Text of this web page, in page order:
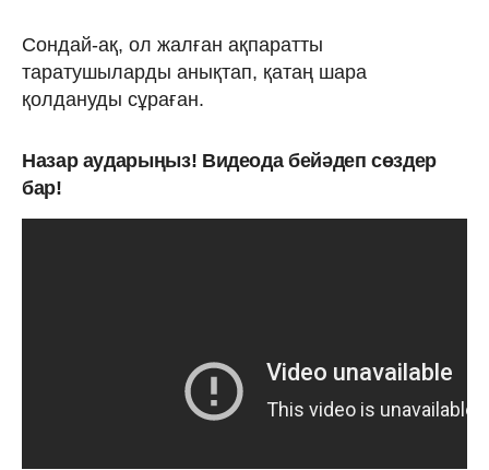
Сондай-ақ, ол жалған ақпаратты
таратушыларды анықтап, қатаң шара
қолдануды сұраған.
Назар аударыңыз! Видеода бейәдеп сөздер
бар!